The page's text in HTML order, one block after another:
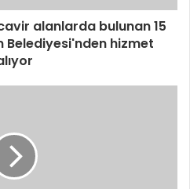
alanlarda bulunan 15
Belediyesi'nden hizmet